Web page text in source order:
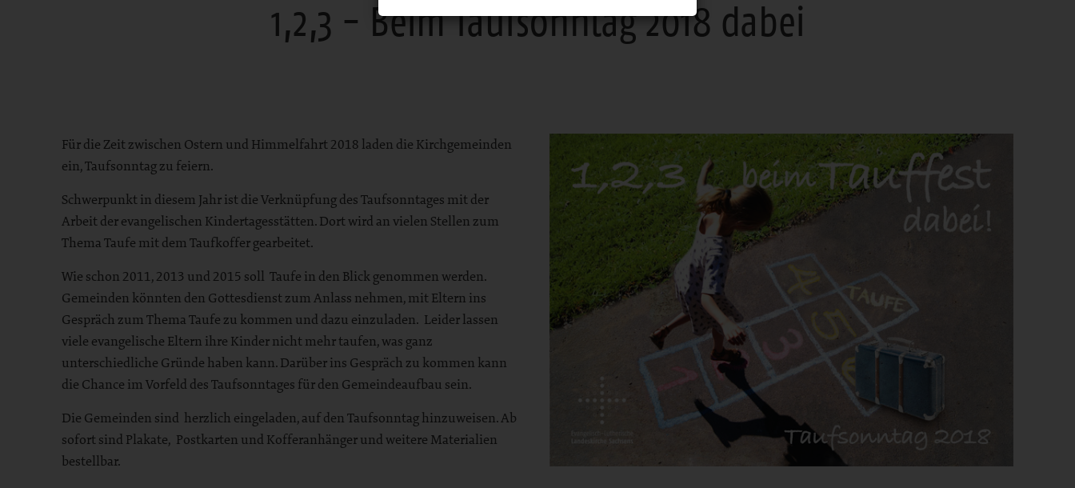
1,2,3 - Beim Taufsonntag 2018 dabei
Bereich
Für die Zeit zwischen Ostern und Himmelfahrt 2018 laden die Kirchgemeinden
ein, Taufsonntag zu feiern.
Schwerpunkt in diesem Jahr ist die Verknüpfung des Taufsonntages mit der
Arbeit der evangelischen Kindertagesstätten. Dort wird an vielen Stellen zum
Thema Taufe mit dem Taufkoffer gearbeitet.
Wie schon 2011, 2013 und 2015 soll Taufe in den Blick genommen werden.
Gemeinden könnten den Gottesdienst zum Anlass nehmen, mit Eltern ins
Gespräch zum Thema Taufe zu kommen und dazu einzuladen. Leider lassen
viele evangelische Eltern ihre Kinder nicht mehr taufen, was ganz
unterschiedliche Gründe haben kann. Darüber ins Gespräch zu kommen kann
die Chance im Vorfeld des Taufsonntages für den Gemeindeaufbau sein.
Die Gemeinden sind herzlich eingeladen, auf den Taufsonntag hinzuweisen. Ab
sofort sind Plakate, Postkarten und Kofferanhänger und weitere Materialien
bestellbar.